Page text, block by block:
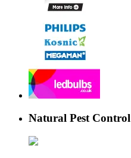
Natural Pest Control